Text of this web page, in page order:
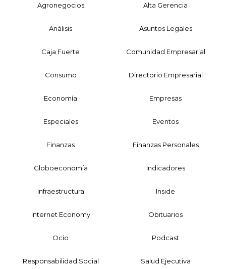
Agronegocios Alta Gerencia
Análisis Asuntos Legales
Caja Fuerte Comunidad Empresarial
Consumo Directorio Empresarial
Economía Empresas
Especiales Eventos
Finanzas Finanzas Personales
Globoeconomía Indicadores
Infraestructura Inside
Internet Economy Obituarios
Ocio Podcast
Responsabilidad Social Salud Ejecutiva